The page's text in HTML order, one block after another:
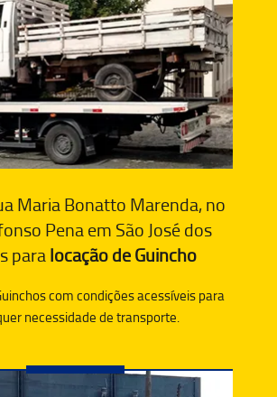
Maria Bonatto Marenda, no
Pena em São José dos
paralocação de Guincho
com condições acessíveis para
necessidade de transporte.